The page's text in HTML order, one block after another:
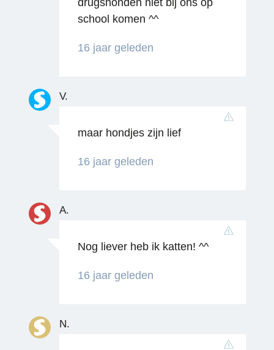
Reageren
drugshonden niet bij ons op
school komen ^^
16 jaar geleden
Reageren
V.
maar hondjes zijn lief
16 jaar geleden
A.
Nog liever heb ik katten! ^^
16 jaar geleden
N.